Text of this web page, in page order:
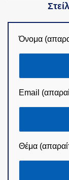
Όνομα
Email
Θέμα